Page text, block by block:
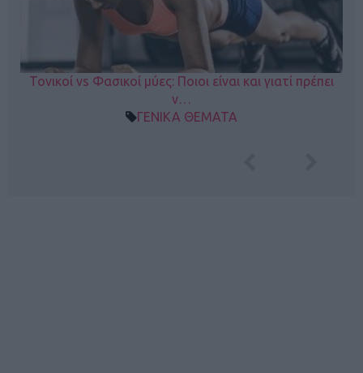
Τονικοί vs Φασικοί μύες: Ποιοι είναι και γιατί πρέπει
ν…
ΓΕΝΙΚΑ ΘΕΜΑΤΑ